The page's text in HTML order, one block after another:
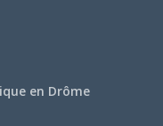
en Drôme